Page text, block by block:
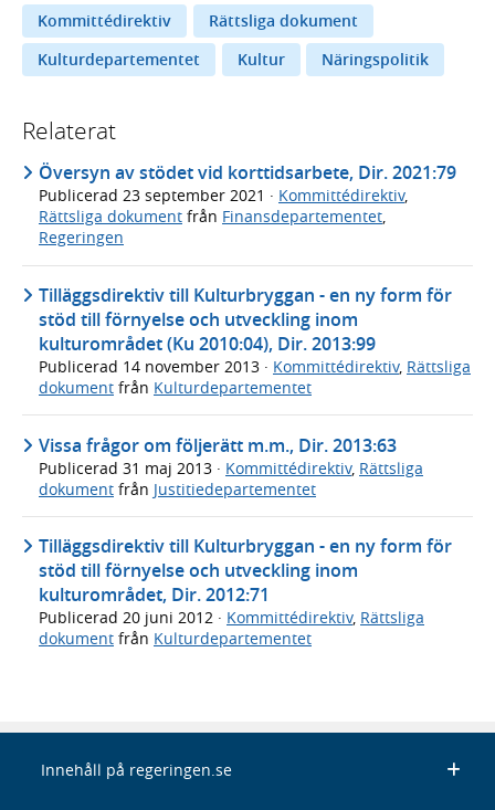
Kommittédirektiv
Rättsliga dokument
Kulturdepartementet
Kultur Näringspolitik
Relaterat
Översyn av stödet vid korttidsarbete, Dir. 2021:79
Publicerad 23 september 2021 · Kommittédirektiv,
Rättsliga dokument från Finansdepartementet,
Regeringen
Tilläggsdirektiv till Kulturbryggan - en ny form för
stöd till förnyelse och utveckling inom
kulturområdet (Ku 2010:04), Dir. 2013:99
Publicerad 14 november 2013 · Kommittédirektiv, Rättsliga
dokument från Kulturdepartementet
Vissa frågor om följerätt m.m., Dir. 2013:63
Publicerad 31 maj 2013 · Kommittédirektiv, Rättsliga
dokument från Justitiedepartementet
Tilläggsdirektiv till Kulturbryggan - en ny form för
stöd till förnyelse och utveckling inom
kulturområdet, Dir. 2012:71
Publicerad 20 juni 2012 · Kommittédirektiv, Rättsliga
dokument från Kulturdepartementet
Innehåll på regeringen.se